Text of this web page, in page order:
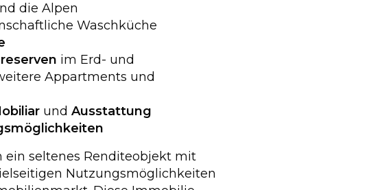
die Alpen
Waschküche
im Erd- und
Appartments und
und Ausstattung
ein seltenes Renditeobjekt mit
Nutzungsmöglichkeiten